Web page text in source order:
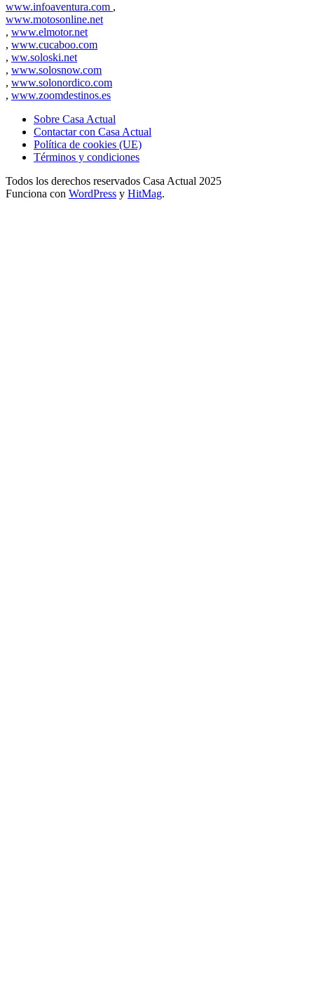
www.infoaventura.com ,
www.motosonline.net
, www.elmotor.net
, www.cucaboo.com
, ww.soloski.net
, www.solosnow.com
, www.solonordico.com
, www.zoomdestinos.es
Sobre Casa Actual
Contactar con Casa Actual
Política de cookies (UE)
Términos y condiciones
Todos los derechos reservados Casa Actual 2025
Funciona con WordPress y HitMag.